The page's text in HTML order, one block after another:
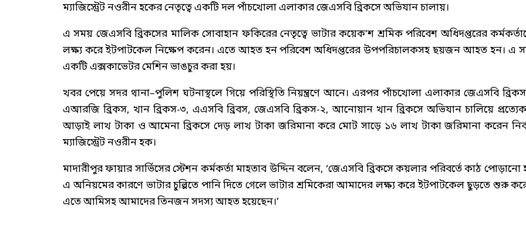
ম্যাজিস্ট্রেট নওরীন হকের নেতৃত্বে একটি দল পাঁচখোলা এলাকার জেএসবি ব্রিকসে অভিযান চালায়।
এ সময় জেএসবি ব্রিকসের মালিক সোবাহান ফকিরের নেতৃত্বে ভাটার কয়েক’শ শ্রমিক পরিবেশ অধিদপ্তরের
লক্ষ্য করে ইটপাটকেল নিক্ষেপ করেন। এতে আহত হন পরিবেশ অধিদপ্তরের উপপরিচালকসহ ছয়জন আহত হন। এ
একটি এক্সকাভেটর মেশিন ভাঙচুর করা হয়।
খবর পেয়ে সদর থানা–পুলিশ ঘটনাস্থলে গিয়ে পরিস্থিতি নিয়ন্ত্রণে আনে। এরপর পাঁচখোলা এলাকার জেএসবি
এআরজি ব্রিকস, খান ব্রিকস-৩, এএসবি ব্রিবস, জেএসবি ব্রিকস-২, আনোয়ান খান ব্রিকসে অভিযান চালিয়ে
আড়াই লাখ টাকা ও আমেনা ব্রিকসে দেড় লাখ টাকা জরিমানা করে মোট সাড়ে ১৬ লাখ টাকা জরিমানা করেন
ম্যাজিস্ট্রেট নওরীন হক।
মাদারীপুর ফায়ার সার্ভিসের স্টেশন কর্মকর্তা মাহতাব উদ্দিন বলেন, ‘জেএসবি ব্রিকসে কয়লার পরিবর্তে কাঠ পোড়ানো
এ অনিয়মের কারণে ভাটার চুল্লিতে পানি দিতে গেলে ভাটার শ্রমিকেরা আমাদের লক্ষ্য করে ইটপাটকেল ছুড়তে শুরু
এতে আমিসহ আমাদের তিনজন সদস্য আহত হয়েছেন।’